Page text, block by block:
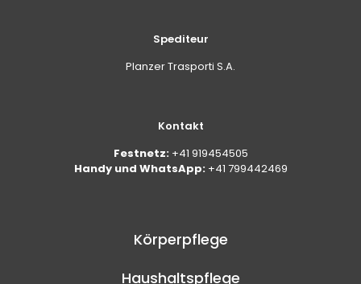
Spediteur
Planzer Trasporti S.A.
Kontakt
Festnetz: +41 919454505
Handy und WhatsApp: +41 799442469
Körperpflege
Haushaltspflege